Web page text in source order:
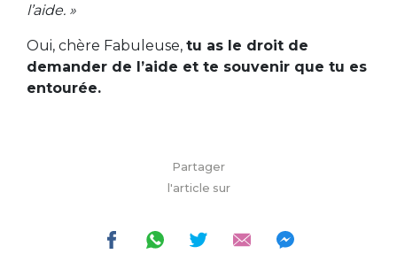
l’aide. »
Oui, chère Fabuleuse, tu as le droit de
demander de l’aide et te souvenir que tu es
entourée.
Partager
l'article sur